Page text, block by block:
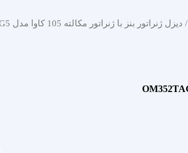
/ دیزل ژنراتور بنز با ژنراتور مکالته 105 کاوا مدل OM352TAG5